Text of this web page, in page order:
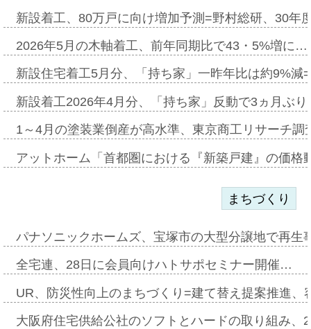
新設着工、80万戸に向け増加予測=野村総研、30年
2026年5月の木軸着工、前年同期比で43・5%増に…
新設住宅着工5月分、「持ち家」一昨年比は約9%
新設着工2026年4月分、「持ち家」反動で3ヵ月ぶ
1～4月の塗装業倒産が高水準、東京商工リサーチ
アットホーム「首都圏における『新築戸建』の価
まちづくり
パナソニックホームズ、宝塚市の大型分譲地で再
全宅連、28日に会員向けハトサポセミナー開催…
UR、防災性向上のまちづくり=建て替え提案推進
大阪府住宅供給公社のソフトとハードの取り組み